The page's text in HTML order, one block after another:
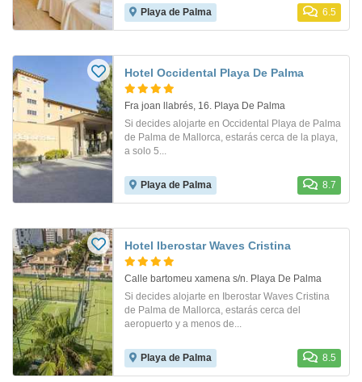
Playa de Palma 6.5
Hotel Occidental Playa De Palma
Fra joan llabrés, 16. Playa De Palma
Si decides alojarte en Occidental Playa de Palma
de Palma de Mallorca, estarás cerca de la playa,
a solo 5...
Playa de Palma 8.7
Hotel Iberostar Waves Cristina
Calle bartomeu xamena s/n. Playa De Palma
Si decides alojarte en Iberostar Waves Cristina
de Palma de Mallorca, estarás cerca del
aeropuerto y a menos de...
Playa de Palma 8.5